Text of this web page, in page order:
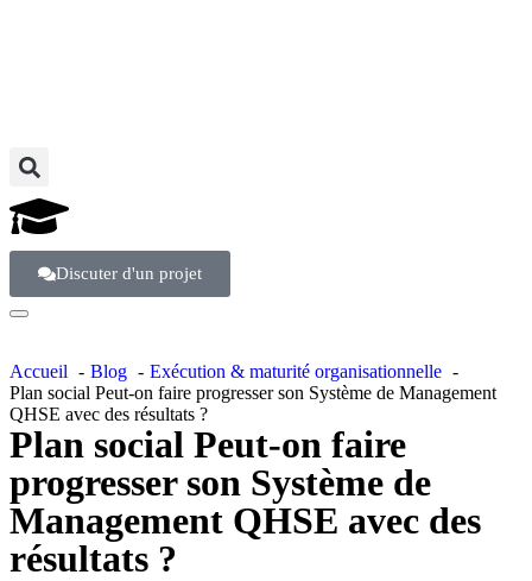
Discuter d'un projet
Accueil Blog
Exécution & maturité organisationnelle
Plan social Peut-on faire progresser son Système de Management
QHSE avec des résultats ?
Plan social Peut-on faire
progresser son Système de
Management QHSE avec des
résultats ?